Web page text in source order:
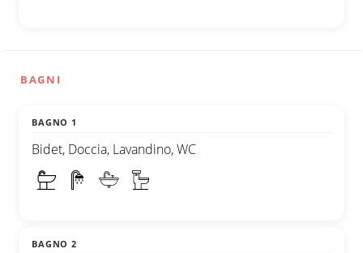
BAGNI
BAGNO 1
Bidet, Doccia, Lavandino, WC
BAGNO 2